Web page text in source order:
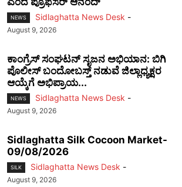
NEWS Sidlaghatta News Desk -
August 9, 2026
ಕಾಂಗ್ರೆಸ್ ಸಂಘಟನ್ ಸೃಜನ ಅಭಿಯಾನ: ಬಿಗಿ
ಪೊಲೀಸ್ ಬಂದೋಬಸ್ತ್ ನಡುವೆ ಜಿಲ್ಲಾಧ್ಯಕ್ಷರ
ಆಯ್ಕೆಗೆ ಅಭಿಪ್ರಾಯ...
NEWS Sidlaghatta News Desk -
August 9, 2026
Sidlaghatta Silk Cocoon Market-
09/08/2026
SILK Sidlaghatta News Desk -
August 9, 2026